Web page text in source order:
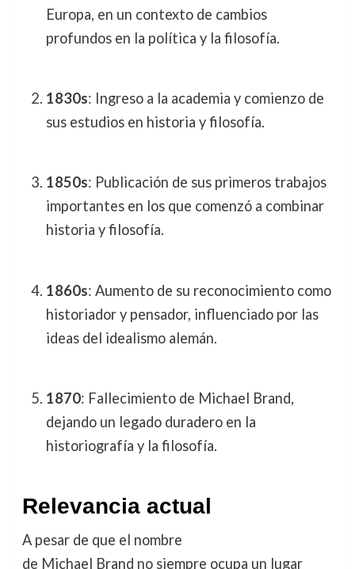
Europa, en un contexto de cambios
profundos en la política y la filosofía.
1830s: Ingreso a la academia y comienzo de
sus estudios en historia y filosofía.
1850s: Publicación de sus primeros trabajos
importantes en los que comenzó a combinar
historia y filosofía.
1860s: Aumento de su reconocimiento como
historiador y pensador, influenciado por las
ideas del idealismo alemán.
1870: Fallecimiento de Michael Brand,
dejando un legado duradero en la
historiografía y la filosofía.
Relevancia actual
A pesar de que el nombre
de Michael Brand no siempre ocupa un lugar